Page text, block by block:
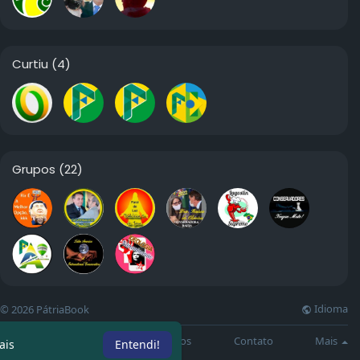
Entendi!
Curtiu (4)
Grupos (22)
© 2026 PátriaBook Idioma
Sobre Artigos Contato Mais